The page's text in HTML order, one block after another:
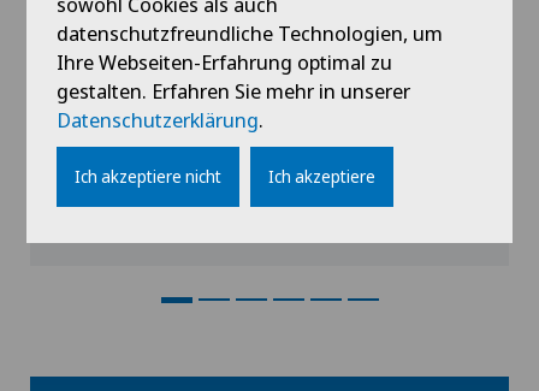
datenschutzfreundliche Technologien, um
Ihre Webseiten-Erfahrung optimal zu
gestalten. Erfahren Sie mehr in unserer
Datenschutzerklärung.
Ich akzeptiere nicht Ich akzeptiere